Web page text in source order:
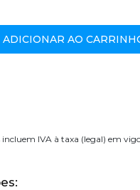
ADICIONAR AO
incluem IVA à taxa (legal) em